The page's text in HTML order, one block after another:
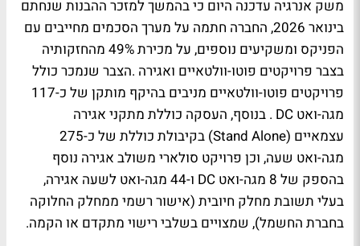
משק אנרגיה עדכנה היום כי בהמשך למזכר ההבנות שנחתם
בינואר 2026, החברה חתמה על מערך הסכמים מחייבים עם
הפניקס ומשקיעים נוספים, על מכירת 49% מהחזקותיה
בצבר פרויקטים פוטו-וולטאיים ואגירה .הצבר שנמכר כולל
פרויקטים פוטו-וולטאיים מניבים בהיקף מותקן של כ-117
מגה-ואט DC . בנוסף, העסקה כוללת מתקני אגירה
עצמאיים (Stand Alone)
בקיבולת כוללת של כ-275
מגה-ואט שעה, וכן פרויקט סולארי משולב אגירה נוסף
בהספק של 8 מגה-ואט
DC
ו-44 מגה-ואט לשעה אגירה,
בעלי תשובת מחלק חיובית (אישור רשמי ממחלק החלוקה
בחברת החשמל), שמצויים בשלבי רישוי מתקדם או הקמה.